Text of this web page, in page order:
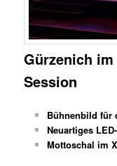
Gürzenich
Session
Bühnenbild für
Neuartiges
Mottoschal im